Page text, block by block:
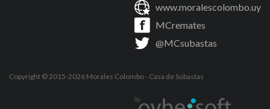
www.moralescolombo.uy
MCremates
@MCsubastas
Copyright © 2015-2026 Morales Colombo- Casa de Subastas